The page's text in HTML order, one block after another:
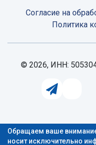
Согласие на
Политикa
© 2026, ИНН:
Обращаем ваше
носит исключительно